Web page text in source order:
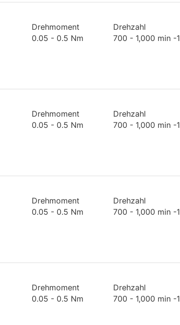
Drehmoment
0.05 - 0.5 Nm
Drehzahl
700 - 1,000 min -1
Drehmoment
0.05 - 0.5 Nm
Drehzahl
700 - 1,000 min -1
Drehmoment
0.05 - 0.5 Nm
Drehzahl
700 - 1,000 min -1
Drehmoment
0.05 - 0.5 Nm
Drehzahl
700 - 1,000 min -1